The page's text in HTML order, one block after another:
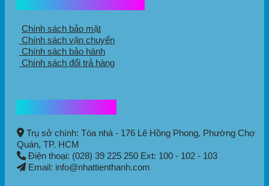
Chính sách bảo mật
Chính sách vận chuyển
Chính sách bảo hành
Chính sách đổi trả hàng
Trụ sở chính: Tòa nhà - 176 Lê Hồng Phong, Phường Chợ
Quán, TP. HCM
Điện thoại: (028) 39 225 250 Ext: 100 - 102 - 103
Email: info@nhattienthanh.com